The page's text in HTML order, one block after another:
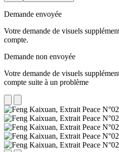
Demande envoyée
Votre demande de visuels
compte.
Demande non envoyée
Votre demande de visuels
compte suite à un problème